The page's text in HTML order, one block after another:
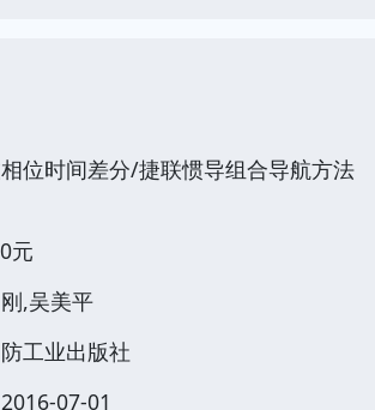
位时间差分/捷联惯导组合导航方法
元
,吴美平
工业出版社
07-01